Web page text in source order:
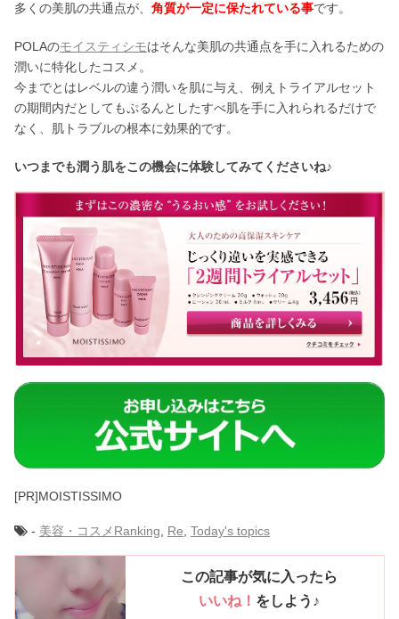
多くの美肌の共通点が、 角質が一定に保たれている事です。
POLAのモイスティシモはそんな美肌の共通点を手に入れるための
潤いに特化したコスメ。
今までとはレベルの違う潤いを肌に与え、例えトライアルセット
の期間内だとしてもぷるんとしたすべ肌を手に入れられるだけで
なく、肌トラブルの根本に効果的です。
いつまでも潤う肌をこの機会に体験してみてくださいね♪
[PR]MOISTISSIMO
- 美容・コスメ Ranking, Re, Today's topics
この記事が気に入ったら
いいね！ をしよう♪